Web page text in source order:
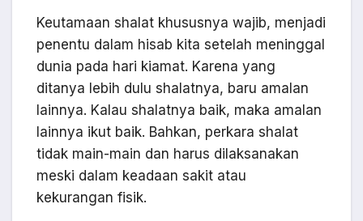
Keutamaan shalat khususnya wajib, menjadi
penentu dalam hisab kita setelah meninggal
dunia pada hari kiamat. Karena yang
ditanya lebih dulu shalatnya, baru amalan
lainnya. Kalau shalatnya baik, maka amalan
lainnya ikut baik. Bahkan, perkara shalat
tidak main-main dan harus dilaksanakan
meski dalam keadaan sakit atau
kekurangan fisik.